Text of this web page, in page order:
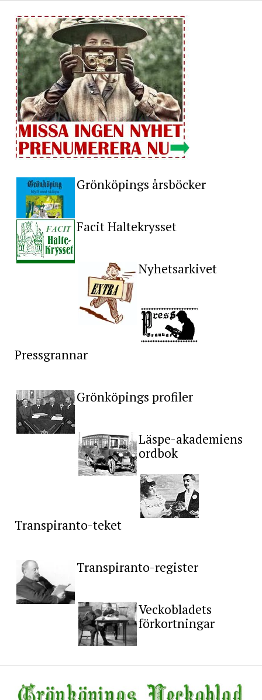
Grönköpings årsböcker
Facit Haltekrysset
Nyhetsarkivet
Pressgrannar
Grönköpings profiler
Läspe-akademiens
ordbok
Transpiranto-teket
Transpiranto-register
Veckobladets
förkortningar